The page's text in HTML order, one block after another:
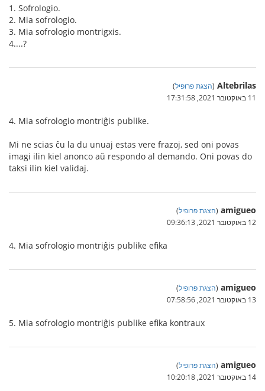
1. Sofrologio.
2. Mia sofrologio.
3. Mia sofrologio montrigxis.
4....?
Altebrilas
(הצגת פרופיל)
11 באוקטובר 2021, 17:31:58
4. Mia sofrologio montriĝis publike.
Mi ne scias ĉu la du unuaj estas vere frazoj, sed oni povas
imagi ilin kiel anonco aŭ respondo al demando. Oni povas do
taksi ilin kiel validaj.
amigueo
(הצגת פרופיל)
12 באוקטובר 2021, 09:36:13
4. Mia sofrologio montriĝis publike efika
amigueo
(הצגת פרופיל)
13 באוקטובר 2021, 07:58:56
5. Mia sofrologio montriĝis publike efika kontraux
amigueo
(הצגת פרופיל)
14 באוקטובר 2021, 10:20:18